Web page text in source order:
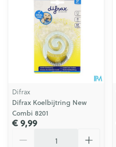
Difrax
Difrax Koelbijtring New
Combi 8201
€ 9,99